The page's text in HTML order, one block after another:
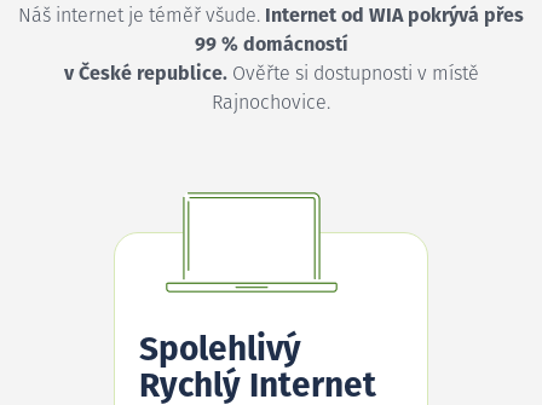
Náš internet je téměř všude. Internet od WIA pokrývá přes
99 % domácností
v České republice.Ověřte si dostupnosti v místě
Rajnochovice.
Spolehlivý
Rychlý Internet